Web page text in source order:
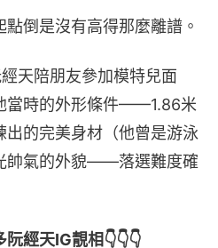
倒是沒有高得那麼離譜。
天陪朋友參加模特兒面
當時的外形條件——1.86米
的完美身材（他曾是游泳
帥氣的外貌——落選難度確
經天IG靚相👇👇👇